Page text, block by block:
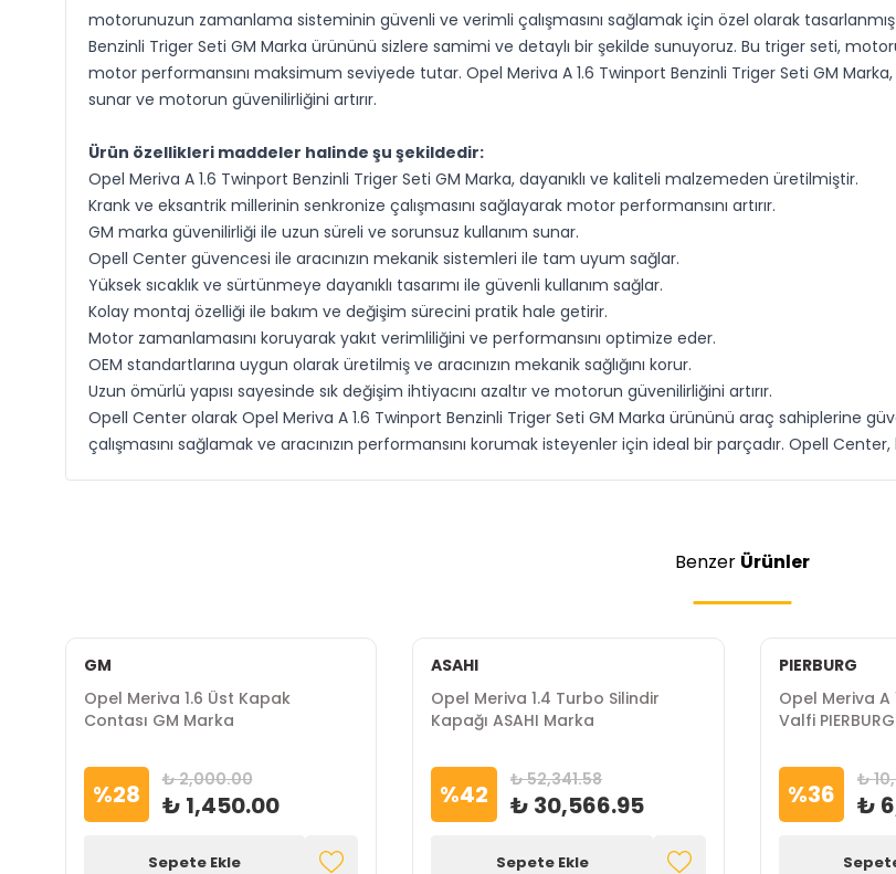
motorunuzun zamanlama sisteminin güvenli ve verimli çalışmasını sağlamak için özel olarak
Benzinli Triger Seti GM Marka ürününü sizlere samimi ve detaylı bir şekilde sunuyoruz. Bu triger seti,
motor performansını maksimum seviyede tutar. Opel Meriva A 1.6 Twinport Benzinli Triger Seti GM
sunar ve motorun güvenilirliğini artırır.
Ürün özellikleri maddeler halinde şu şekildedir:
Opel Meriva A 1.6 Twinport Benzinli Triger Seti GM Marka, dayanıklı ve kaliteli malzemeden üretilmiştir.
Krank ve eksantrik millerinin senkronize çalışmasını sağlayarak motor performansını artırır.
GM marka güvenilirliği ile uzun süreli ve sorunsuz kullanım sunar.
Opell Center güvencesi ile aracınızın mekanik sistemleri ile tam uyum sağlar.
Yüksek sıcaklık ve sürtünmeye dayanıklı tasarımı ile güvenli kullanım sağlar.
Kolay montaj özelliği ile bakım ve değişim sürecini pratik hale getirir.
Motor zamanlamasını koruyarak yakıt verimliliğini ve performansını optimize eder.
OEM standartlarına uygun olarak üretilmiş ve aracınızın mekanik sağlığını korur.
Uzun ömürlü yapısı sayesinde sık değişim ihtiyacını azaltır ve motorun güvenilirliğini artırır.
Opell Center olarak Opel Meriva A 1.6 Twinport Benzinli Triger Seti GM Marka ürününü araç sahiplerine
çalışmasını sağlamak ve aracınızın performansını korumak isteyenler için ideal bir parçadır. Opell
Benzer Ürünler
GM
Opel Meriva 1.6 Üst Kapak
Contası GM Marka
%28 ₺ 2,000.00
₺ 1,450.00
Sepete Ekle
ASAHI
Opel Meriva 1.4 Turbo Silindir
Kapağı ASAHI Marka
%42 ₺ 52,341.58
₺ 30,566.95
Sepete Ekle
PIERBURG
Opel Meriva A
Valfi
%36 ₺
₺